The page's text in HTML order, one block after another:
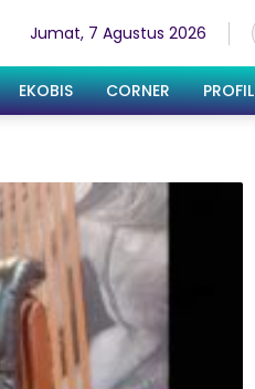
Jumat, 7 Agustus 2026
EKOBIS CORNER PROFIL